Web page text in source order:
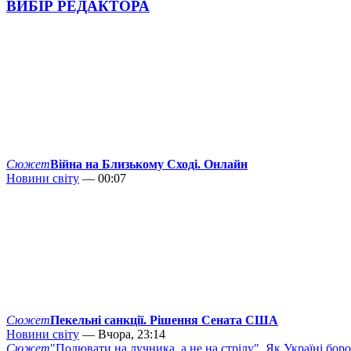
ВИБІР РЕДАКТОРА
СюжетВійна на Близькому Сході. Онлайн
Новини світу — 00:07
СюжетПекельні санкції. Рішення Сената США
Новини світу — Вчора, 23:14